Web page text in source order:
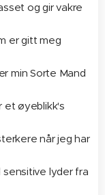
og gir vakre
er gitt meg
min Sorte Mand
et øyeblikk's
når jeg har
lyder fra